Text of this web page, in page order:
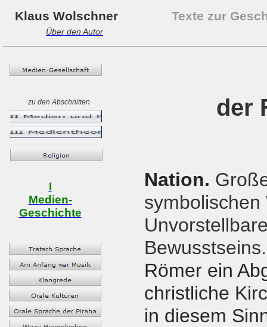
Klaus Wolschner Texte zur
Über den Autor
zu den Abschnitten
I
Medien-
Geschichte
der
Nation.
Römer ein
christliche
in diesem